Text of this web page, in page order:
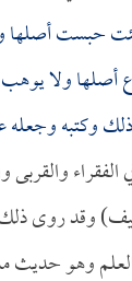
حبست أصلها
أصلها ولا
وكتبه وجعله
والقربى
وقد روى
وهو حديث